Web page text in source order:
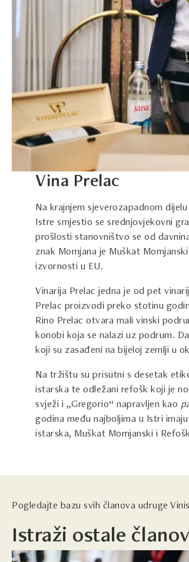
Vina Prelac
Na krajnjem sjeverozapadnom
Istre smjestio se srednjovjekovni
prošlosti stanovništvo se od
znak Momjana je Muškat
izvornosti u EU.
Vinarija Prelac jedna je od pet
Prelac proizvodi preko stotinu
Rino Prelac otvara mali vinski
konobi koja se nalazi uz podrum.
koji su zasađeni na bijeloj zemlji u
Na tržištu su prisutni s desetak
istarska te odležani refošk koji je
svježi i „Gregorio“ napravljen kao
godina među najboljima u Istri
istarska, Muškat Momjanski i
Pogledajte bazu svih članova udruge
Istraži ostale